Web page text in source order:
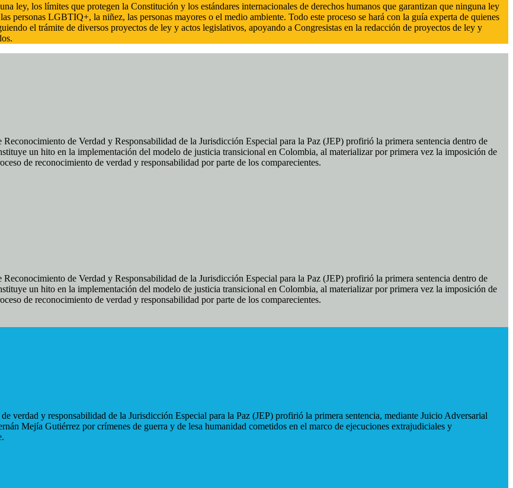
ley, los límites que protegen la Constitución y los estándares internacionales de derechos humanos que garantizan que ninguna ley
personas LGBTIQ+, la niñez, las personas mayores o el medio ambiente. Todo este proceso se hará con la guía experta de quienes
el trámite de diversos proyectos de ley y actos legislativos, apoyando a Congresistas en la redacción de proyectos de ley y
de Verdad y Responsabilidad de la Jurisdicción Especial para la Paz (JEP) profirió la primera sentencia dentro de
un hito en la implementación del modelo de justicia transicional en Colombia, al materializar por primera vez la imposición de
de reconocimiento de verdad y responsabilidad por parte de los comparecientes.
de Verdad y Responsabilidad de la Jurisdicción Especial para la Paz (JEP) profirió la primera sentencia dentro de
un hito en la implementación del modelo de justicia transicional en Colombia, al materializar por primera vez la imposición de
de reconocimiento de verdad y responsabilidad por parte de los comparecientes.
verdad y responsabilidad de la Jurisdicción Especial para la Paz (JEP) profirió la primera sentencia, mediante Juicio Adversarial
Mejía Gutiérrez por crímenes de guerra y de lesa humanidad cometidos en el marco de ejecuciones extrajudiciales y